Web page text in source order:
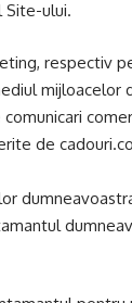
Site-ului.
respectiv
mijloacelor
de